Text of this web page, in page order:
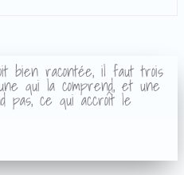
bien racontée, il faut trois
qui la comprend, et une
pas, ce qui accroît le